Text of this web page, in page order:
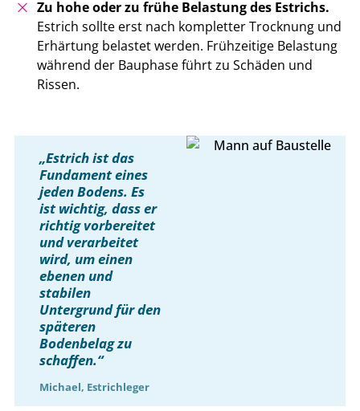
Zu hohe oder zu frühe Belastung des Estrichs.
Estrich sollte erst nach kompletter Trocknung und
Erhärtung belastet werden. Frühzeitige Belastung
während der Bauphase führt zu Schäden und
Rissen.
„Estrich ist das
Fundament eines
jeden Bodens. Es
ist wichtig, dass er
richtig vorbereitet
und verarbeitet
wird, um einen
ebenen und
stabilen
Untergrund für den
späteren
Bodenbelag zu
schaffen.“
Michael, Estrichleger